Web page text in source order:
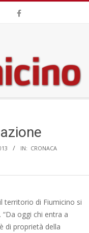
IN: CRONACA
territorio di Fiumicino si
oggi chi entra a
di proprietà della